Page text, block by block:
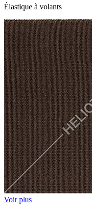
Élastique à volants
Voir plus